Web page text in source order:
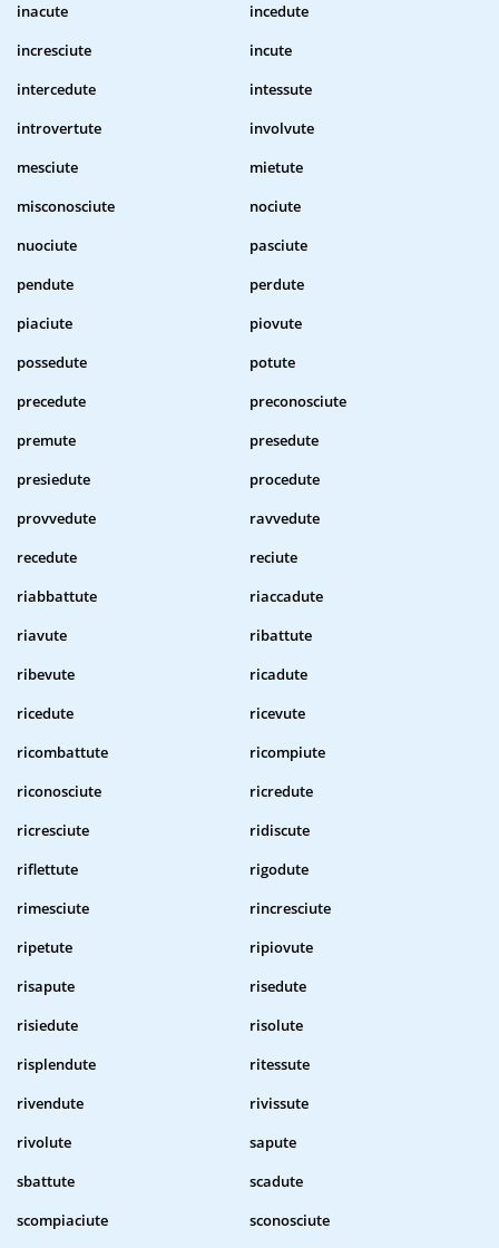
inacute
incedute
incresciute
incute
intercedute
intessute
introvertute
involvute
mesciute
mietute
misconosciute
nociute
nuociute
pasciute
pendute
perdute
piaciute
piovute
possedute
potute
precedute
preconosciute
premute
presedute
presiedute
procedute
provvedute
ravvedute
recedute
reciute
riabbattute
riaccadute
riavute
ribattute
ribevute
ricadute
ricedute
ricevute
ricombattute
ricompiute
riconosciute
ricredute
ricresciute
ridiscute
riflettute
rigodute
rimesciute
rincresciute
ripetute
ripiovute
risapute
risedute
risiedute
risolute
risplendute
ritessute
rivendute
rivissute
rivolute
sapute
sbattute
scadute
scompiaciute
sconosciute